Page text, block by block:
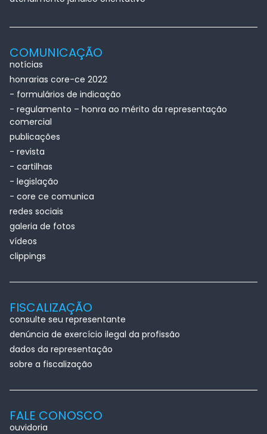
COMUNICAÇÃO
notícias
honrarias core-ce 2022
- formulários de indicação
- regulamento – honra ao mérito da representação
comercial
publicações
- revista
- cartilhas
- legislação
- core ce comunica
redes sociais
galeria de fotos
vídeos
clippings
FISCALIZAÇÃO
consulte seu representante
denúncia de exercício ilegal da profissão
dados da representação
sobre a fiscalização
FALE CONOSCO
ouvidoria